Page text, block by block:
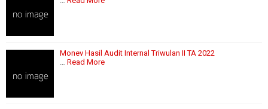
Monev Hasil Audit Internal Triwulan II TA 2022
Read More